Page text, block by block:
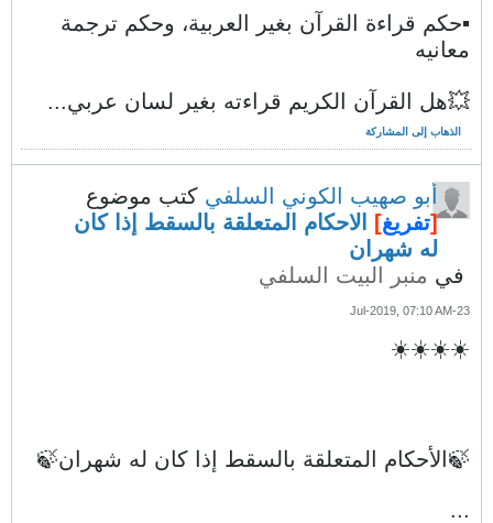
▪️حكم قراءة القرآن بغير العربية، وحكم ترجمة
معانيه
💥هل القرآن الكريم قراءته بغير لسان عربي...
الذهاب إلى المشاركة
أبو صهيب الكوني السلفي كتب موضوع
[تفريغ]
الاحكام المتعلقة بالسقط إذا كان
له شهران
في منبر البيت السلفي
23-Jul-2019, 07:10 AM
☀️☀️☀️☀️
🍃الأحكام المتعلقة بالسقط إذا كان له شهران🍃
...